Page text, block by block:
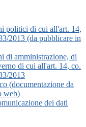
politici di cui all'art. 14,
2013 (da pubblicare in
di amministrazione, di
di cui all'art. 14, co.
2013
(documentazione da
web)
dei dati